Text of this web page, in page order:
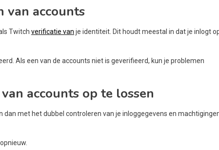
van accounts
Twitch verificatie van je identiteit. Dit houdt meestal in dat je inlogt
Als een van de accounts niet is geverifieerd, kun je problemen
accounts op te lossen
met het dubbel controleren van je inloggegevens en